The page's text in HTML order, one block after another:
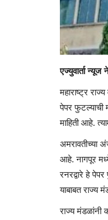
एज्युवार्ता न्यूज
महाराष्ट्र
पेपर फुटल्याची
माहिती आहे.
अमरावतीच्या
आहे. नागपूर
रनरद्वारे हे
याबाबत राज्य
राज्य मंडळांनी